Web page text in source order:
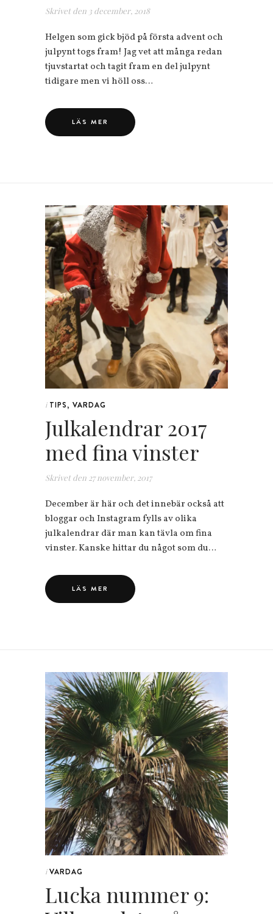
Skrivet den 3 december, 2018
Helgen som gick bjöd på första advent och
julpynt togs fram! Jag vet att många redan
tjuvstartat och tagit fram en del julpynt
tidigare men vi höll oss…
LÄS MER
i TIPS, VARDAG
Julkalendrar 2017
med fina vinster
Skrivet den 27 november, 2017
December är här och det innebär också att
bloggar och Instagram fylls av olika
julkalendrar där man kan tävla om fina
vinster. Kanske hittar du något som du…
LÄS MER
i VARDAG
Lucka nummer 9: